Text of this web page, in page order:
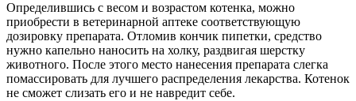
Определившись с весом и возрастом котенка, можно
приобрести в ветеринарной аптеке соответствующую
дозировку препарата. Отломив кончик пипетки, средство
нужно капельно наносить на холку, раздвигая шерстку
животного. После этого место нанесения препарата слегка
помассировать для лучшего распределения лекарства. Котенок
не сможет слизать его и не навредит себе.